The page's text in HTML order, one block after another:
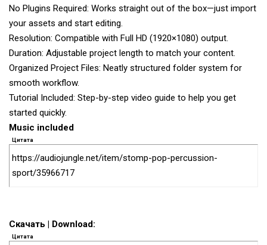
No Plugins Required: Works straight out of the box—just import
your assets and start editing.
Resolution: Compatible with Full HD (1920×1080) output.
Duration: Adjustable project length to match your content.
Organized Project Files: Neatly structured folder system for
smooth workflow.
Tutorial Included: Step-by-step video guide to help you get
started quickly.
Music included
Цитата
https://audiojungle.net/item/stomp-pop-percussion-
sport/35966717
Скачать | Download:
Цитата